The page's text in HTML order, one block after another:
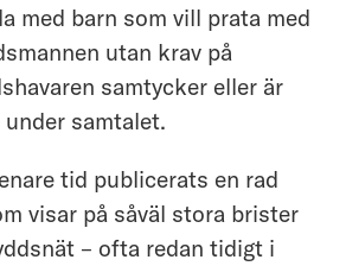
med barn som vill prata med
utan krav på
samtycker eller är
under samtalet.
tid publicerats en rad
visar på såväl stora brister
– ofta redan tidigt i